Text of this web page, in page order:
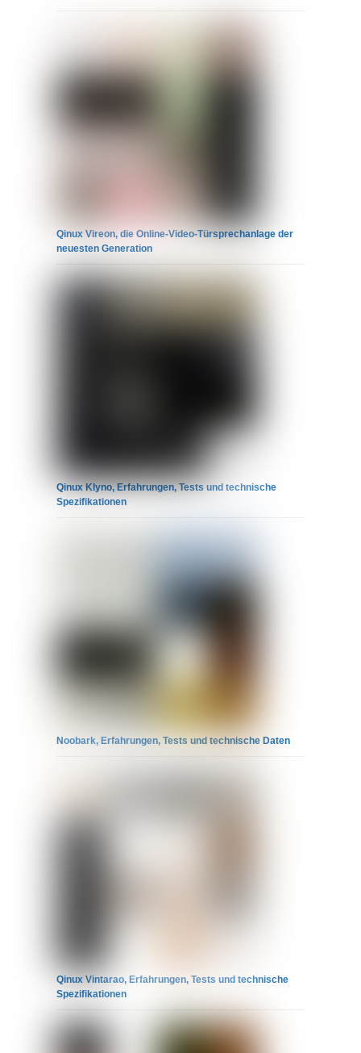
Qinux Vireon, die Online-Video-Türsprechanlage der
neuesten Generation
Qinux Klyno, Erfahrungen, Tests und technische
Spezifikationen
Noobark, Erfahrungen, Tests und technische Daten
Qinux Vintarao, Erfahrungen, Tests und technische
Spezifikationen